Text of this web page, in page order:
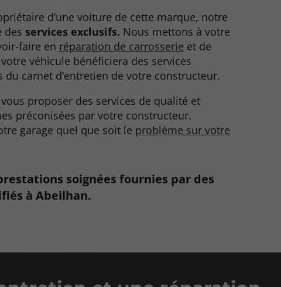
d’une voiture de cette marque, notre
des services exclusifs. Nous mettons à votre
faire en réparation de carrosserie et de
véhicule bénéficiera des services
du carnet d’entretien de votre constructeur.
proposer des services de qualité et
préconisées par votre constructeur.
garage quel que soit le problème sur votre
soignées fournies par des
à Abeilhan.